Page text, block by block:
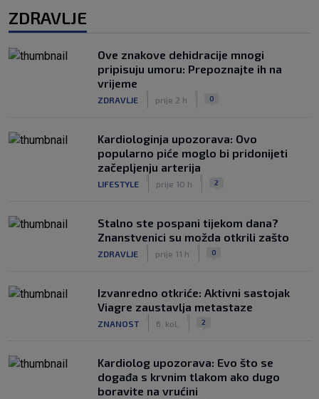
ZDRAVLJE
Ove znakove dehidracije mnogi
pripisuju umoru: Prepoznajte ih na
vrijeme
ZDRAVLJE prije 2 h 0
Kardiologinja upozorava: Ovo
popularno piće moglo bi pridonijeti
začepljenju arterija
LIFESTYLE prije 10 h 2
Stalno ste pospani tijekom dana?
Znanstvenici su možda otkrili zašto
ZDRAVLJE prije 11 h 0
Izvanredno otkriće: Aktivni sastojak
Viagre zaustavlja metastaze
ZNANOST 6. kol. 2
Kardiolog upozorava: Evo što se
događa s krvnim tlakom ako dugo
boravite na vrućini